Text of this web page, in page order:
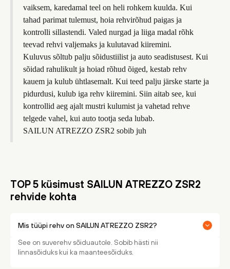
vaiksem, karedamal teel on heli rohkem kuulda. Kui
tahad parimat tulemust, hoia rehvirõhud paigas ja
kontrolli sillastendi. Valed nurgad ja liiga madal rõhk
teevad rehvi valjemaks ja kulutavad kiiremini.
Kuluvus sõltub palju sõidustiilist ja auto seadistusest. Kui
sõidad rahulikult ja hoiad rõhud õiged, kestab rehv
kauem ja kulub ühtlasemalt. Kui teed palju järske starte ja
pidurdusi, kulub iga rehv kiiremini. Siin aitab see, kui
kontrollid aeg ajalt mustri kulumist ja vahetad rehve
telgede vahel, kui auto tootja seda lubab.
SAILUN ATREZZO ZSR2 sobib juh
TOP 5 küsimust SAILUN ATREZZO ZSR2
rehvide kohta
Mis tüüpi rehv on SAILUN ATREZZO ZSR2?
See on suverehv sõiduautole. Sobib hästi nii
linnasõiduks kui ka maanteesõiduks.